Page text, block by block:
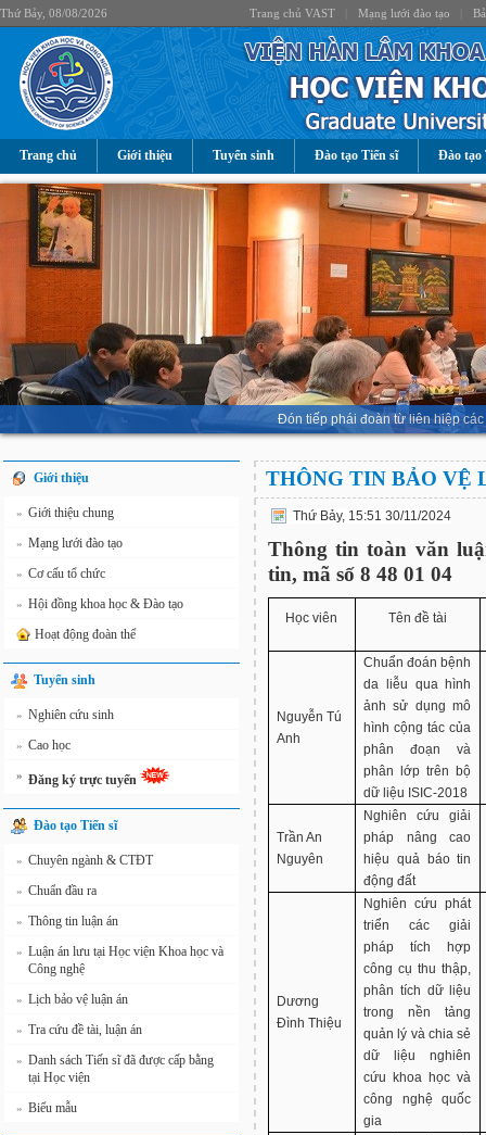
Thứ Bảy, 08/08/2026 Trang chủ VAST Mạng lưới đào tạo
Trang chủ Giới thiệu Tuyển sinh Đào tạo Tiến sĩ Đào tạo
Đón tiếp phái đoàn từ liên hiệp
Giới thiệu
» Giới thiệu chung
» Mạng lưới đào tạo
» Cơ cấu tổ chức
» Hội đồng khoa học & Đào tạo
Hoạt động đoàn thể
Tuyển sinh
» Nghiên cứu sinh
» Cao học
» Đăng ký trực tuyến
Đào tạo Tiến sĩ
» Chuyên ngành & CTĐT
» Chuẩn đầu ra
» Thông tin luận án
» Luận án lưu tại Học viện Khoa học và
Công nghệ
» Lịch bảo vệ luận án
» Tra cứu đề tài, luận án
» Danh sách Tiến sĩ đã được cấp bằng
tại Học viện
» Biểu mẫu
THÔNG TIN BẢO VỆ
Thứ Bảy, 15:51 30/11/2024
Thông tin toàn văn
tin, mã số 8 48 01 04
Học viên Tên đề tài
Nguyễn Tú
Anh
Chuẩn đoán bệnh
da liễu qua hình
ảnh sử dụng mô
hình cộng tác của
phân đoạn và
phân lớp trên bộ
dữ liệu ISIC-2018
Trần An
Nguyên
Nghiên cứu giải
pháp nâng cao
hiệu quả báo tin
động đất
Dương
Đình Thiệu
Nghiên cứu phát
triển các giải
pháp tích hợp
công cụ thu thập,
phân tích dữ liệu
trong nền tảng
quản lý và chia sẻ
dữ liệu nghiên
cứu khoa học và
công nghệ quốc
gia